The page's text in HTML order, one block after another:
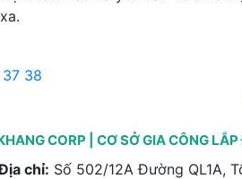
38
CORP | CƠ SỞ GIA CÔNG
chỉ: Số 502/12A Đường QL1A,